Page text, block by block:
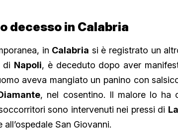
decesso in Calabria
in Calabria si è registrato un
di Napoli, è deceduto dopo aver
aveva mangiato un panino con
, nel cosentino. Il malore lo ha
sono intervenuti nei pressi di
all’ospedale San Giovanni.